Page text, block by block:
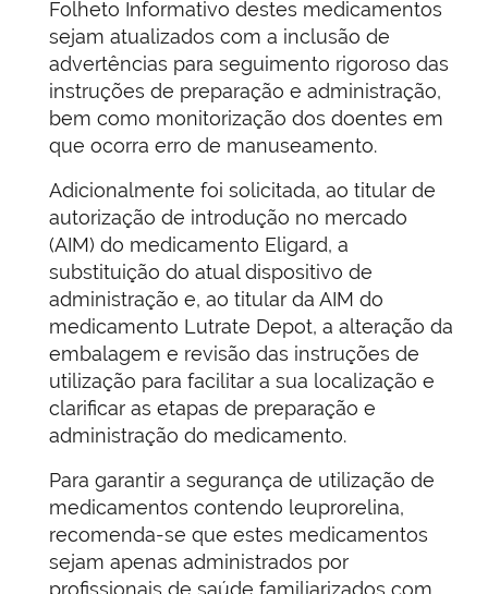
Folheto Informativo destes medicamentos
sejam atualizados com a inclusão de
advertências para seguimento rigoroso das
instruções de preparação e administração,
bem como monitorização dos doentes em
que ocorra erro de manuseamento.
Adicionalmente foi solicitada, ao titular de
autorização de introdução no mercado
(AIM) do medicamento Eligard, a
substituição do atual dispositivo de
administração e, ao titular da AIM do
medicamento Lutrate Depot, a alteração da
embalagem e revisão das instruções de
utilização para facilitar a sua localização e
clarificar as etapas de preparação e
administração do medicamento.
Para garantir a segurança de utilização de
medicamentos contendo leuprorelina,
recomenda-se que estes medicamentos
sejam apenas administrados por
profissionais de saúde familiarizados com